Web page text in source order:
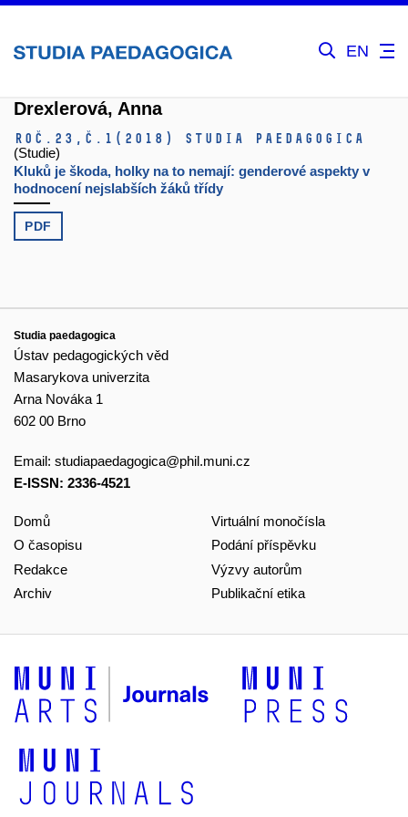
EN
Drexlerová, Anna
Roč.23, č.1 (2018) Studia paedagogica
(Studie)
Kluků je škoda, holky na to nemají: genderové aspekty v
hodnocení nejslabších žáků třídy
PDF
Studia paedagogica
Ústav pedagogických věd
Masarykova univerzita
Arna Nováka 1
602 00 Brno
Email: studiapaedagogica@phil.muni.cz
E-ISSN: 2336-4521
Domů
O časopisu
Redakce
Archiv
Virtuální monočísla
Podání příspěvku
Výzvy autorům
Publikační etika